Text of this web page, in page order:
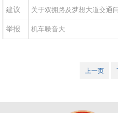
建议 关于双拥路及梦想大道交通
举报 机车噪音大
上一页